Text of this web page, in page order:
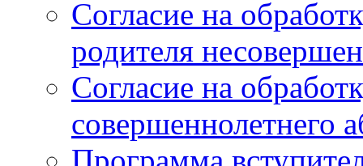
Согласие на
родителя
Согласие на
совершеннолетнего